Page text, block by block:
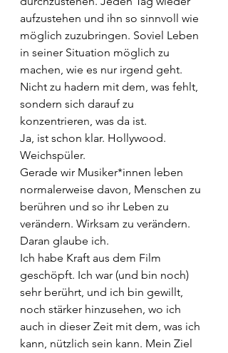
aufzustehen und ihn so sinnvoll wie
möglich zuzubringen. Soviel Leben
in seiner Situation möglich zu
machen, wie es nur irgend geht.
Nicht zu hadern mit dem, was fehlt,
sondern sich darauf zu
konzentrieren, was da ist.
Ja, ist schon klar. Hollywood.
Weichspüler.
Gerade wir Musiker*innen leben
normalerweise davon, Menschen zu
berühren und so ihr Leben zu
verändern. Wirksam zu verändern.
Daran glaube ich.
Ich habe Kraft aus dem Film
geschöpft. Ich war (und bin noch)
sehr berührt, und ich bin gewillt,
noch stärker hinzusehen, wo ich
auch in dieser Zeit mit dem, was ich
kann, nützlich sein kann. Mein Ziel